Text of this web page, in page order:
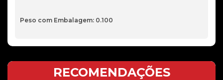
Peso com Embalagem: 0.100
RECOMENDAÇÕES